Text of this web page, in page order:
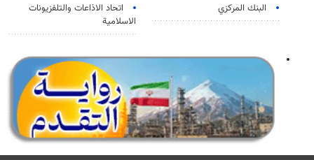
البنك المركزي
اتحاد الاذاعات والتلفزيونات
الاسلامية